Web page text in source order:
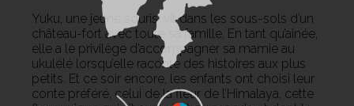
Yuku, une jeune souris, vit dans les sous-sols d’un
château-fort avec toute sa famille. En tant qu’aînée,
elle a le privilège d’accompagner sa mamie au
ukulélé lorsqu’elle raconte des histoires aux plus
petits. Et ce soir encore, les enfants ont choisi leur
conte préféré, celui de la fleur de l’Himalaya, cette